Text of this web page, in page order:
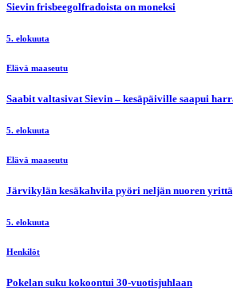
Sievin frisbeegolfradoista on moneksi
5. elokuuta
Elävä maaseutu
Saabit valtasivat Sievin – kesäpäiville saapui
5. elokuuta
Elävä maaseutu
Järvikylän kesäkahvila pyöri neljän nuoren
5. elokuuta
Henkilöt
Pokelan suku kokoontui 30-vuotisjuhlaan